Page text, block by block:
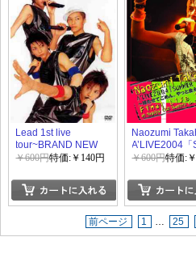
Lead 1st live
tour~BRAND NEW
ERA~
￥600円特価:￥140円
Naozumi
A’LIVE2004
WIND」
￥600円特価:
前ページ 1 … 25